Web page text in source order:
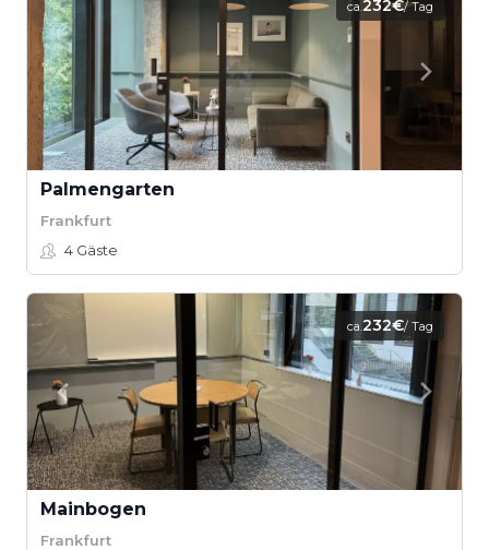
ca.232€/ Tag
Palmengarten
Frankfurt
4 Gäste
ca.232€/ Tag
Mainbogen
Frankfurt